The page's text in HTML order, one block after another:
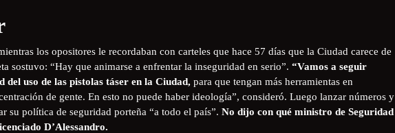
los opositores le recordaban con carteles que hace 57 días que la Ciudad carece de
sostuvo: “Hay que animarse a enfrentar la inseguridad en serio”. “Vamos a seguir
del uso de las pistolas táser en la Ciudad, para que tengan más herramientas en
de gente. En esto no puede haber ideología”, consideró. Luego lanzar números y
su política de seguridad porteña “a todo el país”. No dijo con qué ministro de Seguridad
D’Alessandro.